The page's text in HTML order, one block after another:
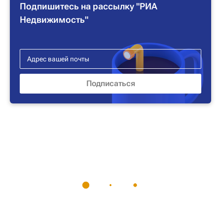
Подпишитесь на рассылку "РИА
Недвижимость"